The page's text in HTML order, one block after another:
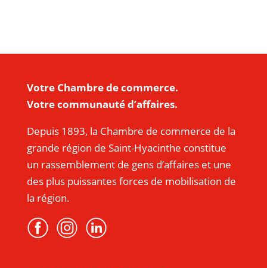
Votre Chambre de commerce.
Votre communauté d’affaires.
Depuis 1893, la Chambre de commerce de la
grande région de Saint-Hyacinthe constitue
un rassemblement de gens d’affaires et une
des plus puissantes forces de mobilisation de
la région.